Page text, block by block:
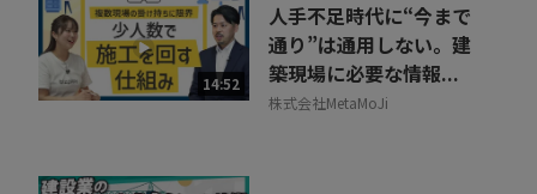
14:52
人手不足時代に“今まで
通り”は通用しない。建
築現場に必要な情報...
株式会社MetaMoJi